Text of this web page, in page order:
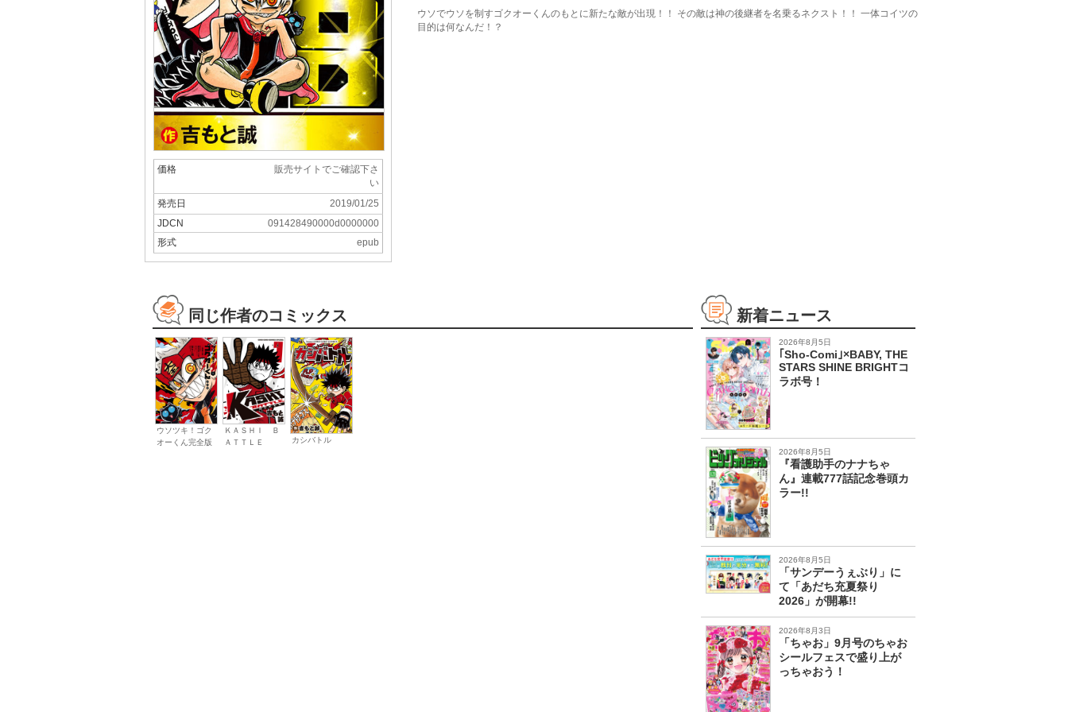
価格
販売サイトでご確認下さ
い
発売日
2019/01/25
JDCN
091428490000d0000000
形式
epub
ウソでウソを制すゴクオーくんのもとに新たな敵が出現！！ その敵は神の後継者を名乗るネクスト！！ 一体コイツの
目的は何なんだ！？
同じ作者のコミックス
ウソツキ！ゴク
オーくん完全版
ＫＡＳＨＩ Ｂ
ＡＴＴＬＥ
カシバトル
新着ニュース
2026年8月5日
｢Sho-Comi｣×BABY, THE
STARS SHINE BRIGHTコ
ラボ号！
2026年8月5日
『看護助手のナナちゃ
ん』連載777話記念巻頭カ
ラー!!
2026年8月5日
「サンデーうぇぶり」に
て「あだち充夏祭り
2026」が開幕!!
2026年8月3日
「ちゃお」9月号のちゃお
シールフェスで盛り上が
っちゃおう！